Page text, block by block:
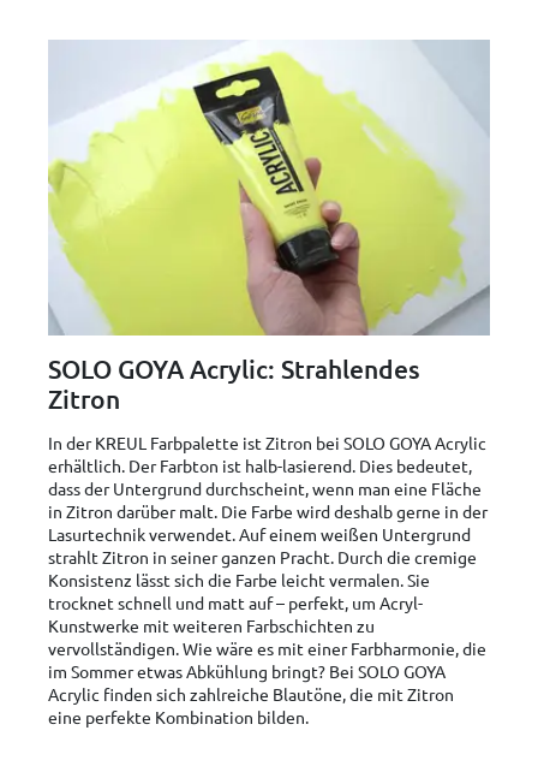
SOLO GOYA Acrylic: Strahlendes
Zitron
In der KREUL Farbpalette ist Zitron bei SOLO GOYA Acrylic
erhältlich. Der Farbton ist halb-lasierend. Dies bedeutet,
dass der Untergrund durchscheint, wenn man eine Fläche
in Zitron darüber malt. Die Farbe wird deshalb gerne in der
Lasurtechnik verwendet. Auf einem weißen Untergrund
strahlt Zitron in seiner ganzen Pracht. Durch die cremige
Konsistenz lässt sich die Farbe leicht vermalen. Sie
trocknet schnell und matt auf – perfekt, um Acryl-
Kunstwerke mit weiteren Farbschichten zu
vervollständigen. Wie wäre es mit einer Farbharmonie, die
im Sommer etwas Abkühlung bringt? Bei SOLO GOYA
Acrylic finden sich zahlreiche Blautöne, die mit Zitron
eine perfekte Kombination bilden.